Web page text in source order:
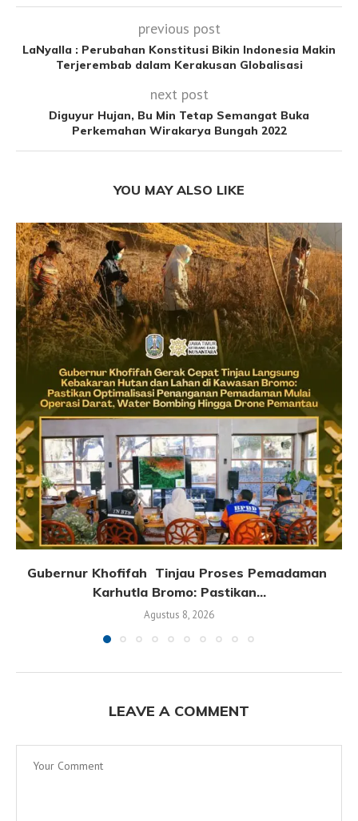
previous post
LaNyalla : Perubahan Konstitusi Bikin Indonesia Makin
Terjerembab dalam Kerakusan Globalisasi
next post
Diguyur Hujan, Bu Min Tetap Semangat Buka
Perkemahan Wirakarya Bungah 2022
YOU MAY ALSO LIKE
Gubernur Khofifah Tinjau Proses Pemadaman
Karhutla Bromo: Pastikan...
Agustus 8, 2026
LEAVE A COMMENT